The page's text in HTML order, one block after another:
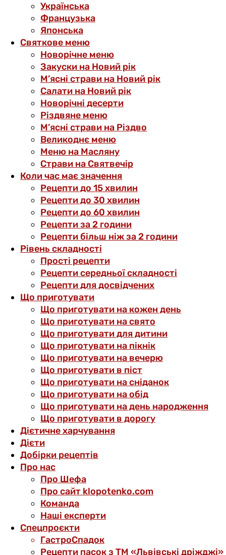
Українська
Французька
Японська
Святкове меню
Новорічне меню
Закуски на Новий рік
М’ясні страви на Новий рік
Салати на Новий рік
Новорічні десерти
Різдвяне меню
М’ясні страви на Різдво
Великоднє меню
Меню на Масляну
Страви на Святвечір
Коли час має значення
Рецепти до 15 хвилин
Рецепти до 30 хвилин
Рецепти до 60 хвилин
Рецепти за 2 години
Рецепти більш ніж за 2 години
Рівень складності
Прості рецепти
Рецепти середньої складності
Рецепти для досвідчених
Що приготувати
Що приготувати на кожен день
Що приготувати на свято
Що приготувати для дитини
Що приготувати на пікнік
Що приготувати на вечерю
Що приготувати в піст
Що приготувати на сніданок
Що приготувати на обід
Що приготувати на день народження
Що приготувати в дорогу
Дієтичне харчування
Дієти
Добірки рецептів
Про нас
Про Шефа
Про сайт klopotenko.com
Команда
Наші експерти
Спецпроєкти
ГастроСпадок
Рецепти пасок з ТМ «Львівські дріжджі»